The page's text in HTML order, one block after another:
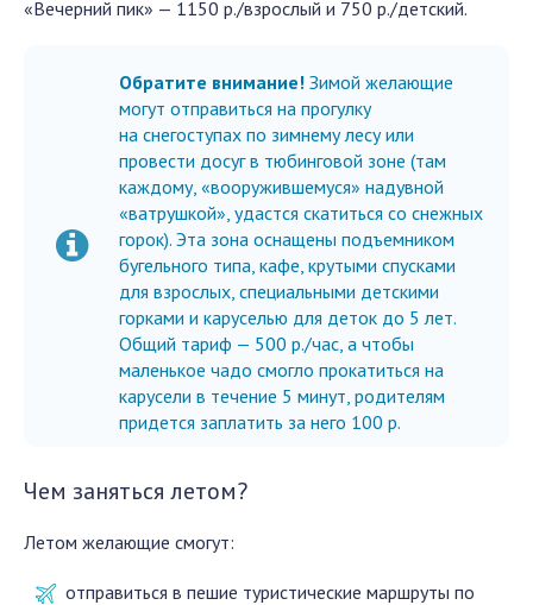
«Вечерний пик» — 1150 р./взрослый и 750 р./детский.
Обратите внимание! Зимой желающие
могут отправиться на прогулку
на снегоступах по зимнему лесу или
провести досуг в тюбинговой зоне (там
каждому, «вооружившемуся» надувной
«ватрушкой», удастся скатиться со снежных
горок). Эта зона оснащены подъемником
бугельного типа, кафе, крутыми спусками
для взрослых, специальными детскими
горками и каруселью для деток до 5 лет.
Общий тариф — 500 р./час, а чтобы
маленькое чадо смогло прокатиться на
карусели в течение 5 минут, родителям
придется заплатить за него 100 р.
Чем заняться летом?
Летом желающие смогут:
отправиться в пешие туристические маршруты по